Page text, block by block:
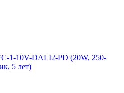
1-10V-DALI2-PD (20W, 250-
5 лет)